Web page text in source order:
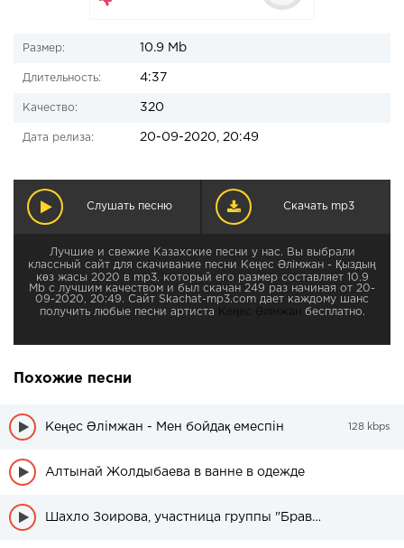
Размер: 10.9 Mb
Длительность: 4:37
Качество: 320
Дата релиза: 20-09-2020, 20:49
Слушать песню Скачать mp3
Лучшие и свежие Казахские песни у нас. Вы выбрали
классный сайт для скачивание песни Кеңес Әлімжан - Қыздың
көз жасы 2020 в mp3, который его размер составляет 10.9
Mb с лучшим качеством и был скачан 249 раз начиная от 20-
09-2020, 20:49. Сайт Skachat-mp3.com дает каждому шанс
получить любые песни артиста
Кеңес Әлімжан бесплатно.
Похожие песни
Кеңес Әлімжан - Мен бойдақ емеспін 128 kbps
Алтынай Жолдыбаева в ванне в одежде
Шахло Зоирова, участница группы "Браво" была в свадебном платье